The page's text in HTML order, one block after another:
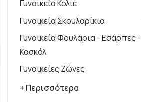
Γυναικεία Κολιέ
Γυναικεία Σκουλαρίκια
Γυναικεία Φουλάρια - Εσάρπες -
Κασκόλ
Γυναικείες Ζώνες
+ Περισσότερα